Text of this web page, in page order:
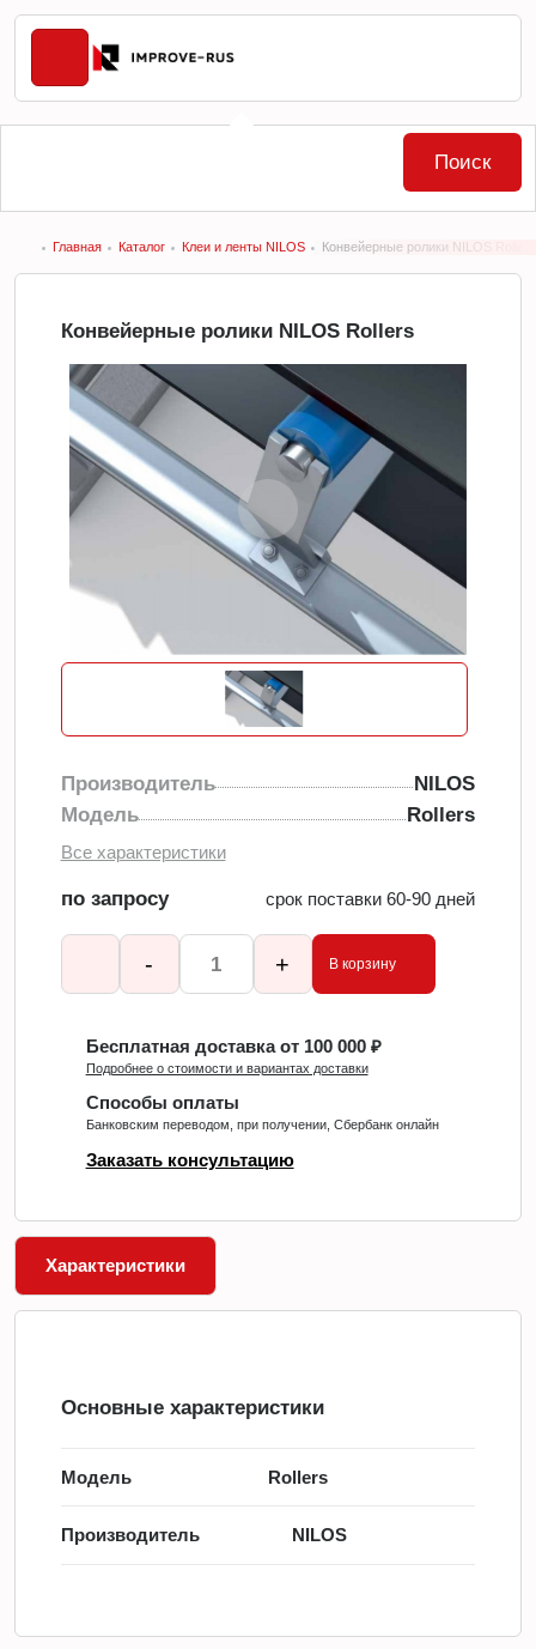
Главная Каталог Клеи и ленты NILOS Конвейерные ролики NILOS Rollers
Конвейерные ролики NILOS Rollers
Производитель
NILOS
Модель
Rollers
Все характеристики
по запросу срок поставки 60-90 дней
- + В корзину
Бесплатная доставка от 100 000 ₽
Подробнее о стоимости и вариантах доставки
Способы оплаты
Банковским переводом, при получении, Сбербанк онлайн
Заказать консультацию
Характеристики
Основные характеристики
Модель Rollers
Производитель NILOS
Поиск